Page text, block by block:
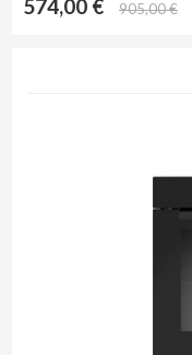
574,00 € 905,00 €